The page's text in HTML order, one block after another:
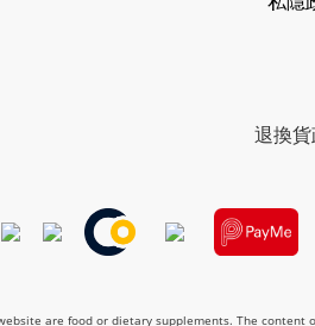
退換
are food or dietary supplements. The